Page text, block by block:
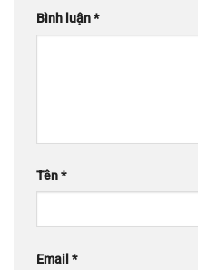
Bình luận*
Tên*
Email*